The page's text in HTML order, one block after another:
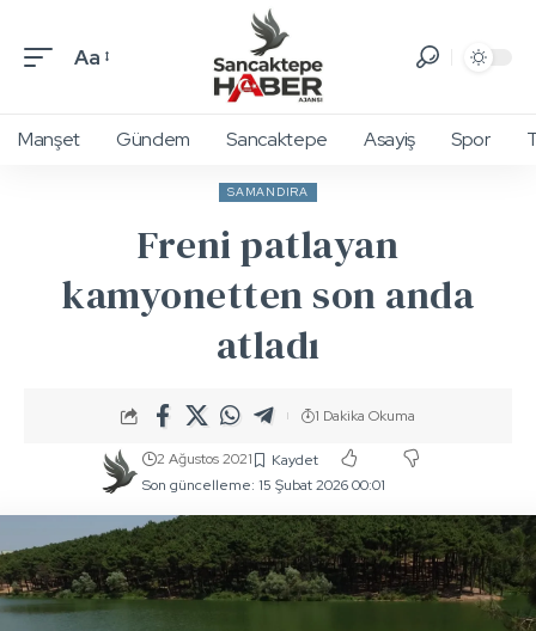
Aa
Manşet Gündem Sancaktepe Asayiş Spor
SAMANDIRA
Freni patlayan
kamyonetten son anda
atladı
Son güncelleme: 15 Şubat 2026 00:01
2 Ağustos 2021
1 Dakika Okuma